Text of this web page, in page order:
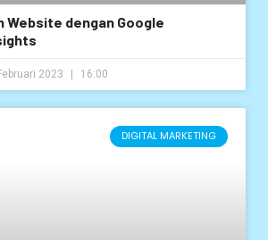
Website dengan Google
2023 16:00
DIGITAL MARKETING